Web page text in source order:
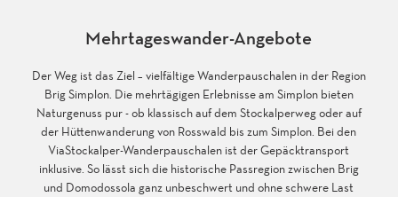
Mehrtageswander-Angebote
Der Weg ist das Ziel – vielfältige Wanderpauschalen in der Region
Brig Simplon. Die mehrtägigen Erlebnisse am Simplon bieten
Naturgenuss pur - ob klassisch auf dem Stockalperweg oder auf
der Hüttenwanderung von Rosswald bis zum Simplon. Bei den
ViaStockalper-Wanderpauschalen ist der Gepäcktransport
inklusive. So lässt sich die historische Passregion zwischen Brig
und Domodossola ganz unbeschwert und ohne schwere Last